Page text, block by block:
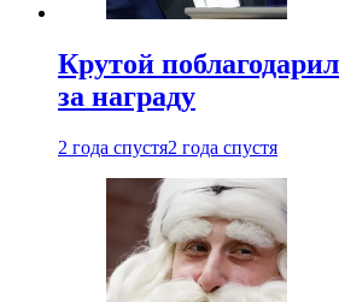
Крутой
за награду
2 года спустя2 года спустя